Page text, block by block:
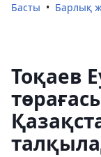
Басты Барлық
Тоқаев